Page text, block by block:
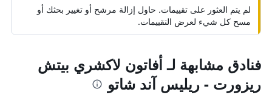
لم يتم العثور على تقييمات. حاول إزالة مرشح أو تغيير بحثك أو
مسح كل شيء لعرض التقييمات.
فنادق مشابهة لـ أفاتون لاكشري بيتش
ريزورت - ريليس آند شاتو